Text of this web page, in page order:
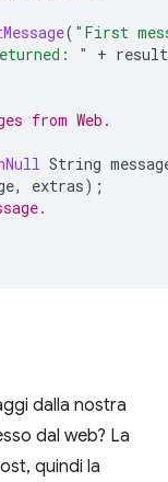
( "First
" + result
from Web.
String
, extras);
dalla nostra
dal web? La
quindi la